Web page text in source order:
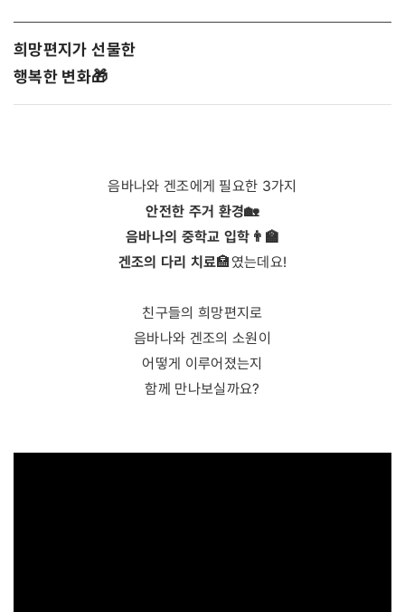
희망편지가 선물한
행복한 변화🎁
음바나와 겐조에게 필요한 3가지
안전한 주거 환경🏡
음바나의 중학교 입학👨‍🏫
겐조의 다리 치료🏣였는데요!
친구들의 희망편지로
음바나와 겐조의 소원이
어떻게 이루어졌는지
함께 만나보실까요?